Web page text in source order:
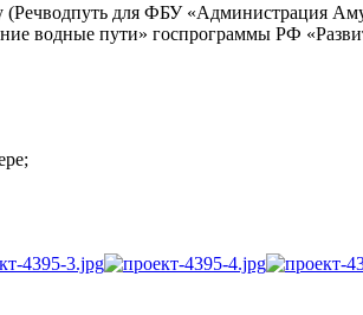
(Речводпуть для ФБУ «Администрация
водные пути» госпрограммы РФ